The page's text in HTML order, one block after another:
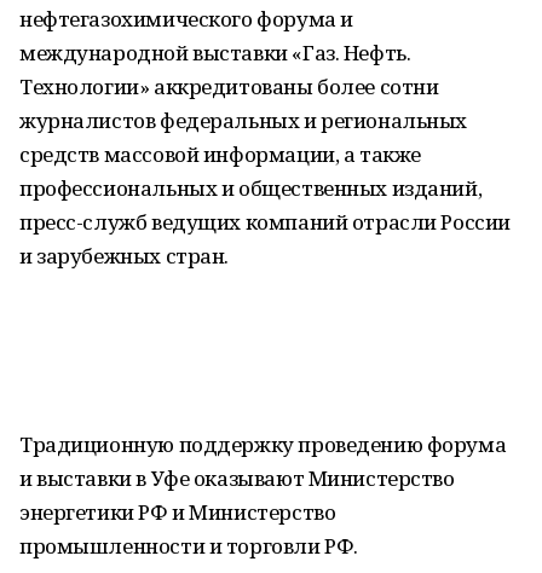
нефтегазохимического форума и
международной выставки «Газ. Нефть.
Технологии» аккредитованы более сотни
журналистов федеральных и региональных
средств массовой информации, а также
профессиональных и общественных изданий,
пресс-служб ведущих компаний отрасли России
и зарубежных стран.
Традиционную поддержку проведению форума
и выставки в Уфе оказывают Министерство
энергетики РФ и Министерство
промышленности и торговли РФ.